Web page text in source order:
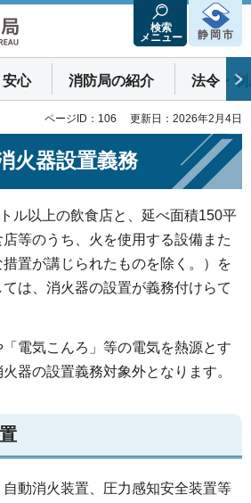
検索
メニュー
静岡市
心 消防局の紹介 法令・制
ページID：106 更新日：2026年2月4日
火器設置義務
ル以上の飲食店と、延べ面積150平
等のうち、火を使用する設備また
置が講じられたものを除く。）を
は、消火器の設置が義務付けらて
電気こんろ」等の電気を熱源とす
器の設置義務対象外となります。
動消火装置、圧力感知安全装置等